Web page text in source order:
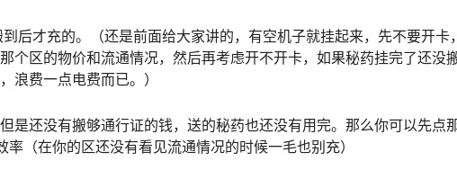
后才充的。（还是前面给大家讲的，有空机子就挂起来，先不要开卡
个区的物价和流通情况，然后再考虑开不开卡，如果秘药挂完了还没
浪费一点电费而已。）
是还没有搬够通行证的钱，送的秘药也还没有用完。那么你可以先点
（在你的区还没有看见流通情况的时候一毛也别充）